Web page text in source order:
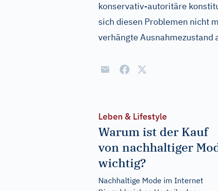
konservativ-autoritäre
sich diesen Problemen nicht
verhängte Ausnahmezustand
Leben & Lifestyle
Warum ist der Kauf
von nachhaltiger
wichtig?
Nachhaltige Mode im Internet